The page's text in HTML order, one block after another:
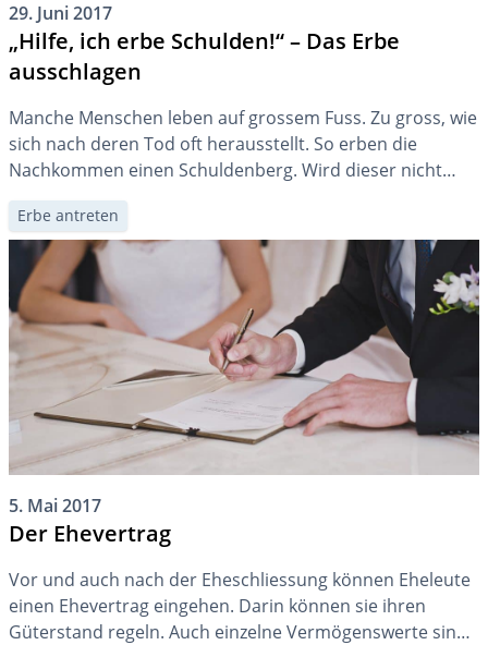
29. Juni 2017
„Hilfe, ich erbe Schulden!“ – Das Erbe
ausschlagen
Manche Menschen leben auf grossem Fuss. Zu gross, wie
sich nach deren Tod oft herausstellt. So erben die
Nachkommen einen Schuldenberg. Wird dieser nicht
rechtzeitig entdeckt und das Erbe ausgeschlagen,
können die Erben in Teufels Küche geraten.
Erbe antreten
5. Mai 2017
Der Ehevertrag
Vor und auch nach der Eheschliessung können Eheleute
einen Ehevertrag eingehen. Darin können sie ihren
Güterstand regeln. Auch einzelne Vermögenswerte sind